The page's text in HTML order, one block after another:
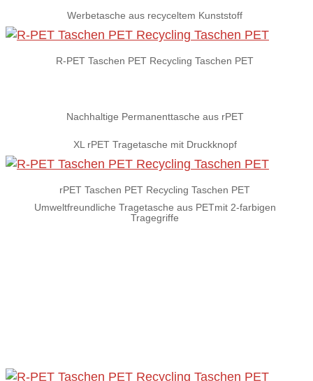
Werbetasche aus recyceltem Kunststoff
R-PET Taschen PET Recycling Taschen PET
Nachhaltige Permanenttasche aus rPET
XL rPET Tragetasche mit Druckknopf
rPET Taschen PET Recycling Taschen PET
Umweltfreundliche Tragetasche aus PETmit 2-farbigen
Tragegriffe